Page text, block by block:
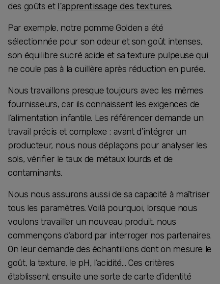
des goûts et l’apprentissage des textures.
Par exemple, notre pomme Golden a été
sélectionnée pour son odeur et son goût intenses,
son équilibre sucré acide et sa texture pulpeuse qui
ne coule pas à la cuillère après réduction en purée.
Nous travaillons presque toujours avec les mêmes
fournisseurs, car ils connaissent les exigences de
l’alimentation infantile. Les référencer demande un
travail précis et complexe : avant d’intégrer un
producteur, nous nous déplaçons pour analyser les
sols, vérifier le taux de métaux lourds et de
contaminants.
Nous nous assurons aussi de sa capacité à maîtriser
tous les paramètres. Voilà pourquoi, lorsque nous
voulons travailler un nouveau produit, nous
commençons d’abord par interroger nos partenaires.
On leur demande des échantillons dont on mesure le
goût, la texture, le pH, l’acidité… Ces critères
établissent ensuite une sorte de carte d’identité